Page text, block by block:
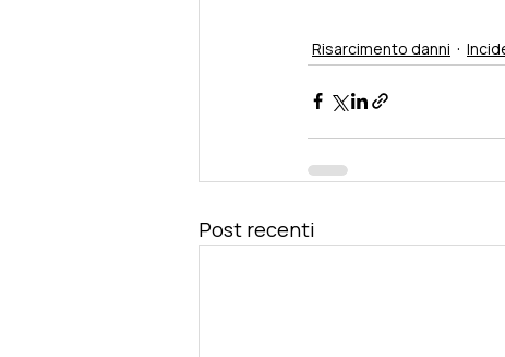
Risarcimento danni
Post recenti